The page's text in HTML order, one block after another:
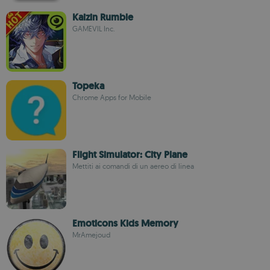
Kaizin Rumble
GAMEVIL Inc.
Topeka
Chrome Apps for Mobile
Flight Simulator: City Plane
Mettiti ai comandi di un aereo di linea
Emoticons Kids Memory
MrAmejoud